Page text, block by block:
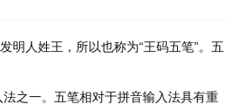
明人姓王，所以也称为“王码五笔”。五
之一。五笔相对于拼音输入法具有重